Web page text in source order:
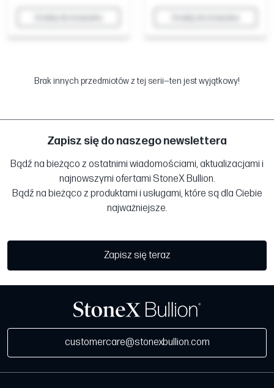
Brak innych przedmiotów z tej serii—ten jest wyjątkowy!
Zapisz się do naszego newslettera
Bądź na bieżąco z ostatnimi wiadomościami, aktualizacjami i
najnowszymi ofertami StoneX Bullion.
Bądź na bieżąco z produktami i usługami, które są dla Ciebie
najważniejsze.
Zapisz się teraz
customercare@stonexbullion.com